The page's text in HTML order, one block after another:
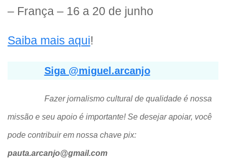
– França – 16 a 20 de junho
Saiba mais aqui!
Siga @miguel.arcanjo
Fazer jornalismo cultural de qualidade é nossa
missão e seu apoio é importante! Se desejar apoiar, você
pode contribuir em nossa chave pix:
pauta.arcanjo@gmail.com